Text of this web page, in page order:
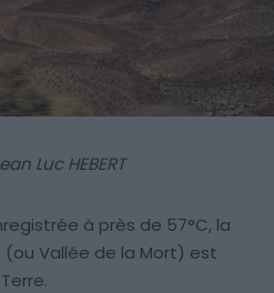
Luc HEBERT
à près de 57°C, la
Vallée de la Mort) est